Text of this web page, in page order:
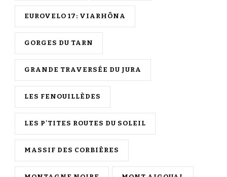
EUROVELO 17: VIARHÔNA
GORGES DU TARN
GRANDE TRAVERSÉE DU JURA
LES FENOUILLÈDES
LES P'TITES ROUTES DU SOLEIL
MASSIF DES CORBIÈRES